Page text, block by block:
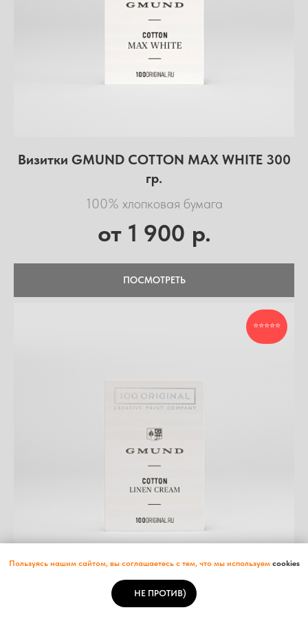
Визитки GMUND COTTON MAX WHITE 300
гр.
100% хлопковая бумага
от 1 900 р.
ПОСМОТРЕТЬ
⭐⭐⭐⭐⭐
Визитки GMUND COTTON LINEN CREAM
Пользуясь нашим сайтом, вы соглашаетесь с тем, что мы используем cookies
НЕ ПРОТИВ)